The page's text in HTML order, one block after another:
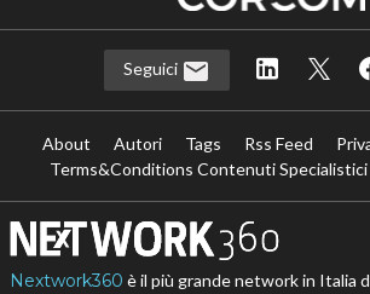
Seguici
About Autori Tags Rss Feed
Terms&Conditions Contenuti Specialistici
Nextwork360 è il più grande network in Italia